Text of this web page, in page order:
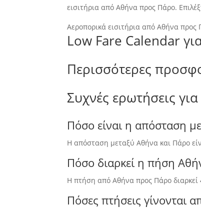
εισιτήρια από Αθήνα προς Πάρο.
Αεροπορικά εισιτήρια από Αθήνα προς
Low Fare Calendar
Περισσότερες
Συχνές ερωτήσεις
Πόσο είναι η απόσταση
Η απόσταση μεταξύ Αθήνα και Πάρο
Πόσο διαρκεί η πήση
Η πτήση από Αθήνα προς Πάρο διαρκεί
Πόσες πτήσεις γίνονται